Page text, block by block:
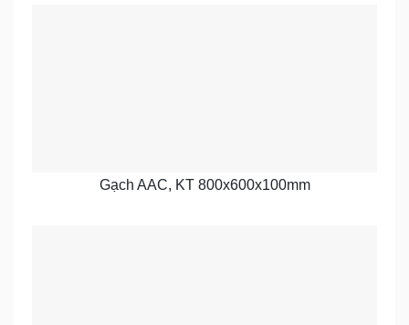
Gạch AAC, KT 800x600x100mm